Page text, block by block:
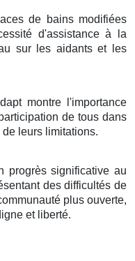
de bains modifiées
d'assistance à la
sur les aidants et les
montre l'importance
de tous dans
de leurs limitations.
progrès significative au
des difficultés de
plus ouverte,
et liberté.